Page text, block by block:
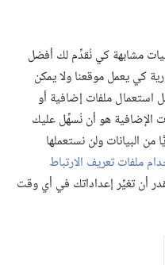
مشابهة كي نُقدِّم لك أفضل
كي يعمل موقعنا ولا يمكن
استعمال ملفات إضافية أو
الإضافية هو أن نُسهِّل عليك
من البيانات ولن نستعملها
ملفات تعريف الارتباط
أن تغيِّر إعداداتك في أي وقت
© 2026 .Watch Tower